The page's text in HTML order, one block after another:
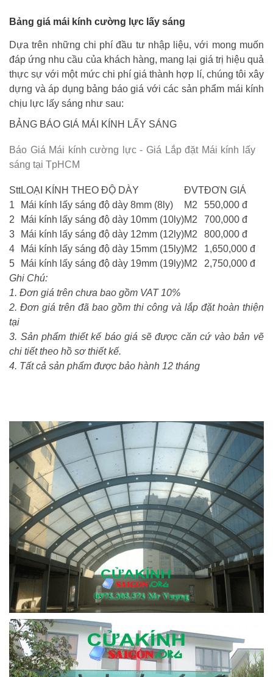
Bảng giá mái kính cường lực lấy sáng
Dựa trên những chi phí đầu tư nhập liệu, với mong muốn
đáp ứng nhu cầu của khách hàng, mang lại giá trị hiệu quả
thực sự với một mức chi phí giá thành hợp lí, chúng tôi xây
dựng và áp dụng bảng báo giá với các sản phẩm mái kính
chịu lực lấy sáng như sau:
BẢNG BÁO GIÁ MÁI KÍNH LẤY SÁNG
Báo Giá Mái kính cường lực - Giá Lắp đặt Mái kính lấy
sáng tại TpHCM
SttLOẠI KÍNH THEO ĐỘ DÀY ĐVTĐƠN GIÁ
1
Mái kính lấy sáng độ dày 8mm (8ly) M2
550,000 đ
2
Mái kính lấy sáng độ dày 10mm (10ly)M2
700,000 đ
3
Mái kính lấy sáng độ dày 12mm (12ly)M2
800,000 đ
4
Mái kính lấy sáng độ dày 15mm (15ly)M2
1,650,000 đ
5
Mái kính lấy sáng độ dày 19mm (19ly)M2
2,750,000 đ
Ghi Chú:
1. Đơn giá trên chưa bao gồm VAT 10%
2. Đơn giá trên đã bao gồm thi công và lắp đặt hoàn thiện
tại
3. Sản phẩm thiết kế báo giá sẽ được căn cứ vào bản vẽ
chi tiết theo hồ sơ thiết kế.
4. Tất cả sản phẩm được bảo hành 12 tháng